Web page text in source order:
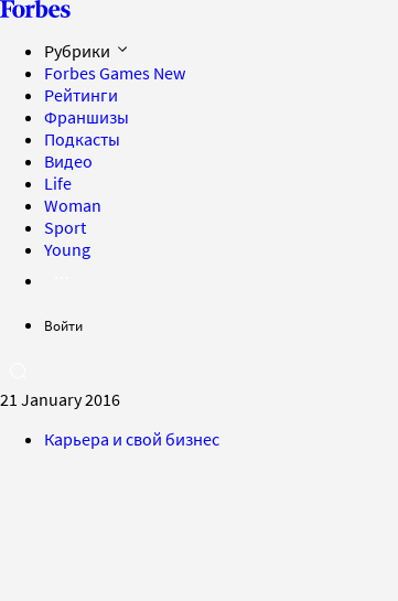
Рубрики
Forbes Games New
Рейтинги
Франшизы
Подкасты
Видео
Life
Woman
Sport
Young
Войти
21 January 2016
Карьера и свой бизнес